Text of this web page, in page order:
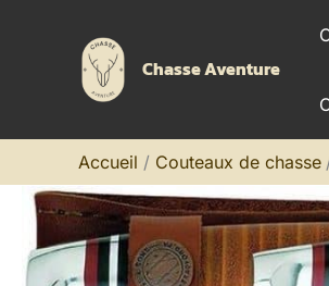
Chasse Aventure
Accueil Couteaux de chasse